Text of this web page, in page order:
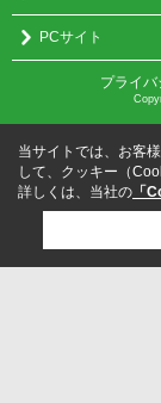
PCサイト
プライ
当サイトでは、お客
して、クッキー（
詳しくは、当社の 「